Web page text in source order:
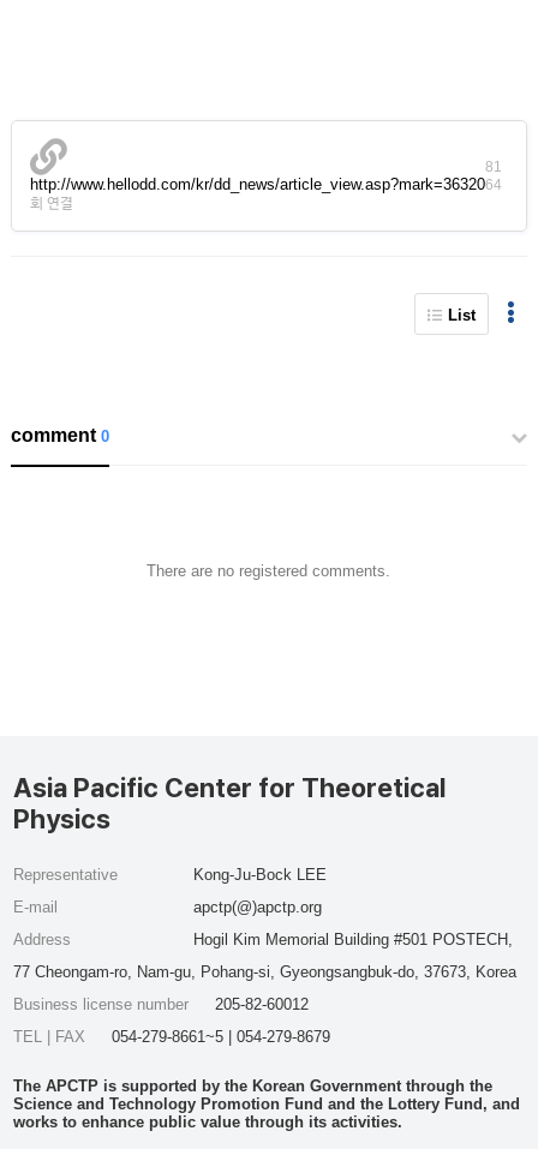
http://www.hellodd.com/kr/dd_news/article_view.asp?mark=36320
81
64
회 연결
List
comment0
There are no registered comments.
Asia Pacific Center for Theoretical
Physics
Representative
Kong-Ju-Bock LEE
E-mail
apctp(@)apctp.org
Address
Hogil Kim Memorial Building #501 POSTECH,
77 Cheongam-ro, Nam-gu, Pohang-si, Gyeongsangbuk-do, 37673, Korea
Business license number
205-82-60012
TEL | FAX
054-279-8661~5 | 054-279-8679
The APCTP is supported by the Korean Government through the
Science and Technology Promotion Fund and the Lottery Fund, and
works to enhance public value through its activities.